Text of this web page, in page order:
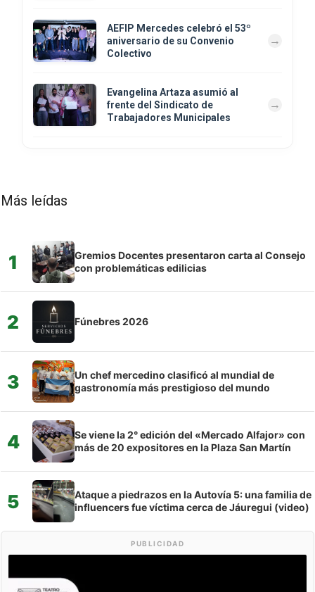
AEFIP Mercedes celebró el 53º
aniversario de su Convenio
Colectivo
Evangelina Artaza asumió al
frente del Sindicato de
Trabajadores Municipales
Más leídas
1
Gremios Docentes presentaron carta al Consejo
con problemáticas edilicias
2 Fúnebres 2026
3
Un chef mercedino clasificó al mundial de
gastronomía más prestigioso del mundo
4
Se viene la 2° edición del «Mercado Alfajor» con
más de 20 expositores en la Plaza San Martín
5
Ataque a piedrazos en la Autovía 5: una familia de
influencers fue víctima cerca de Jáuregui (video)
PUBLICIDAD